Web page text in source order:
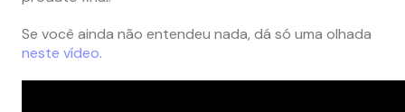
Se você ainda não entendeu nada, dá só uma olhada
neste vídeo.